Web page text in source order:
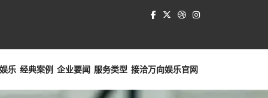
乐 经典案例 企业要闻 服务类型 接洽万向娱乐官网